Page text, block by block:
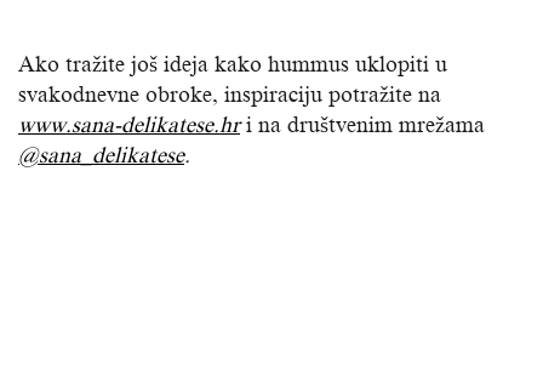
Ako tražite još ideja kako hummus uklopiti u
svakodnevne obroke, inspiraciju potražite na
www.sana-delikatese.hri na društvenim mrežama
@sana_delikatese.